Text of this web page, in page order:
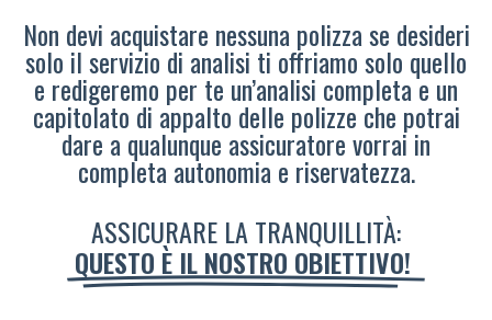
Non devi acquistare nessuna polizza se desideri
solo il servizio di analisi ti offriamo solo quello
e redigeremo per te un’analisi completa e un
capitolato di appalto delle polizze che potrai
dare a qualunque assicuratore vorrai in
completa autonomia e riservatezza.
ASSICURARE LA TRANQUILLITÀ:
QUESTO È IL NOSTRO OBIETTIVO!